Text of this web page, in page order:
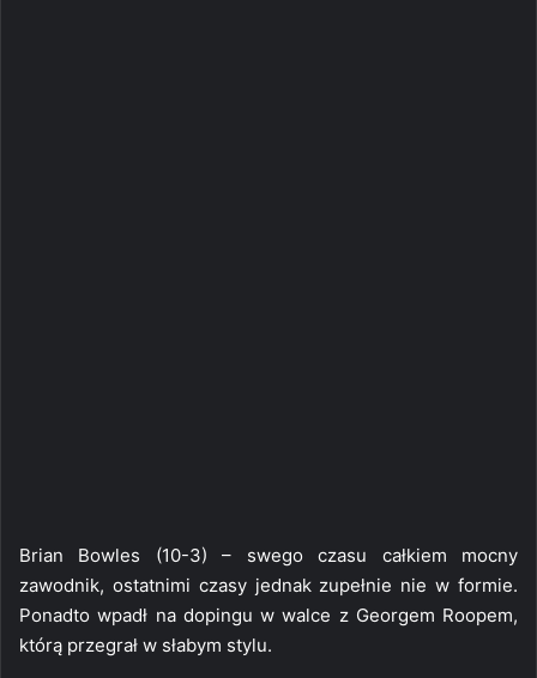
Brian Bowles (10-3) – swego czasu całkiem mocny
zawodnik, ostatnimi czasy jednak zupełnie nie w formie.
Ponadto wpadł na dopingu w walce z Georgem Roopem,
którą przegrał w słabym stylu.